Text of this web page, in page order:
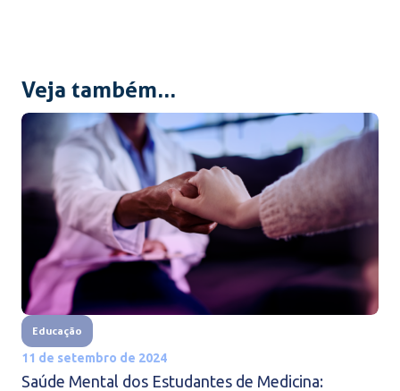
Veja também...
Educação
11 de setembro de 2024
Saúde Mental dos Estudantes de Medicina: